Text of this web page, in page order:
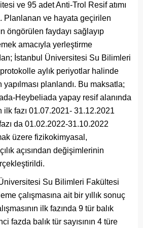
ve 95 adet Anti-Trol Resif atımı
Planlanan ve hayata geçirilen
öngörülen faydayı sağlayıp
amacıyla yerleştirme
İstanbul Üniversitesi Su Bilimleri
aylık periyotlar halinde
yapılması planlandı. Bu maksatla;
Heybeliada yapay resif alanında
ilk fazı 01.07.2021- 31.12.2021
da 01.02.2022-31.10.2022
üzere fizikokimyasal,
açısından değişimlerinin
Su Bilimleri Fakültesi
çalışmasına ait bir yıllık sonuç
ilk fazında 9 tür balık
fazda balık tür sayısının 4 türe